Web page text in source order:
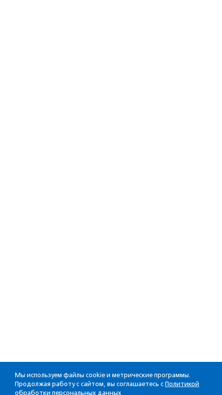
Мы используем файлы cookie и метрические программы.
Продолжая работу с сайтом, вы соглашаетесь с Политикой
обработки персональных данных